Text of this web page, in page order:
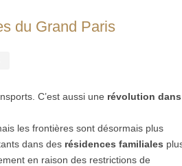
du Grand Paris
C’est aussi une révolution dans
les frontières sont désormais plus
dans des résidences familiales
en raison des restrictions de